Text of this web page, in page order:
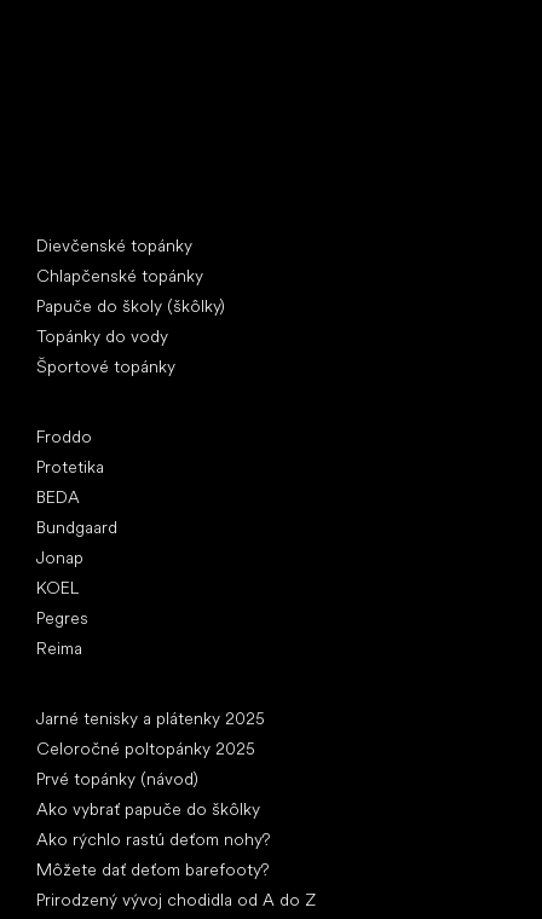
Dievčenské topánky
Chlapčenské topánky
Papuče do školy (škôlky)
Topánky do vody
Športové topánky
Froddo
Protetika
BEDA
Bundgaard
Jonap
KOEL
Pegres
Reima
Jarné tenisky a plátenky 2025
Celoročné poltopánky 2025
Prvé topánky (návod)
Ako vybrať papuče do škôlky
Ako rýchlo rastú deťom nohy?
Môžete dať deťom barefooty?
Prirodzený vývoj chodidla od A do Z